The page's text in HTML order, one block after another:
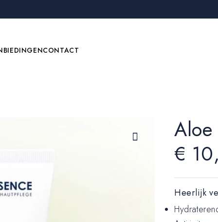
CONTACT
Aloe
€
Heerlijk